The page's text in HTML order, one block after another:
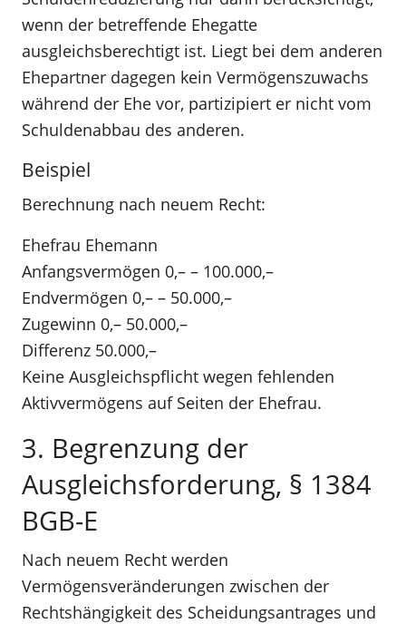
wenn der betreffende Ehegatte
ausgleichsberechtigt ist. Liegt bei dem anderen
Ehepartner dagegen kein Vermögenszuwachs
während der Ehe vor, partizipiert er nicht vom
Schuldenabbau des anderen.
Beispiel
Berechnung nach neuem Recht:
Ehefrau Ehemann
Anfangsvermögen 0,– – 100.000,–
Endvermögen 0,– – 50.000,–
Zugewinn 0,– 50.000,–
Differenz 50.000,–
Keine Ausgleichspflicht wegen fehlenden
Aktivvermögens auf Seiten der Ehefrau.
3. Begrenzung der
Ausgleichsforderung, § 1384
BGB-E
Nach neuem Recht werden
Vermögensveränderungen zwischen der
Rechtshängigkeit des Scheidungsantrages und